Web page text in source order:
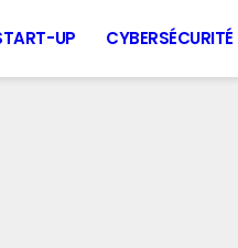
UP CYBERSÉCURITÉ